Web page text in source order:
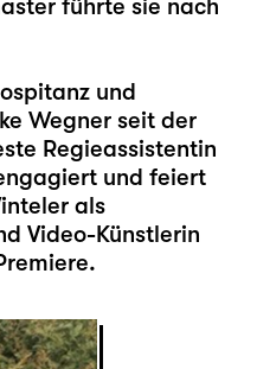
führte sie nach
und
Wegner seit der
Regieassistentin
und feiert
als
Video-Künstlerin